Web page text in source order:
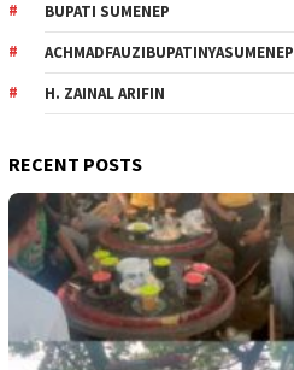
BUPATI SUMENEP
ACHMADFAUZIBUPATINYASUMENEP
H. ZAINAL ARIFIN
RECENT POSTS